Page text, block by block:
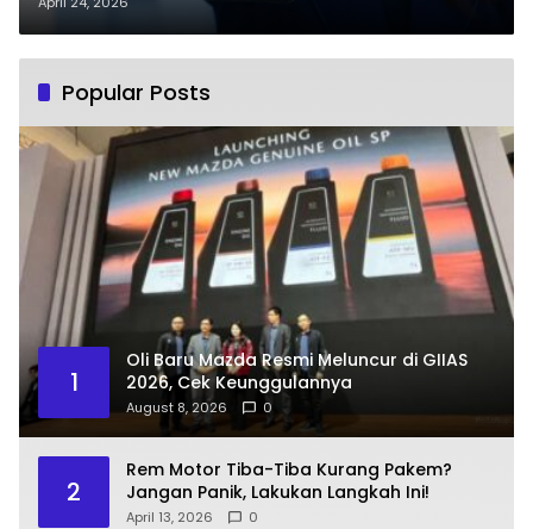
Popular Posts
1
Oli Baru Mazda Resmi Meluncur di GIIAS
2026, Cek Keunggulannya
August 8, 2026 0
2
Rem Motor Tiba-Tiba Kurang Pakem?
Jangan Panik, Lakukan Langkah Ini!
April 13, 2026 0